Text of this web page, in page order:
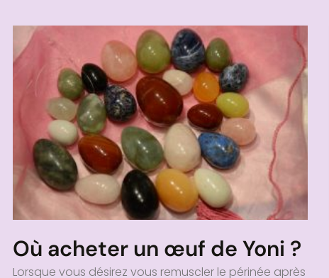
Où acheter un œuf de Yoni ?
Lorsque vous désirez vous remuscler le périnée après